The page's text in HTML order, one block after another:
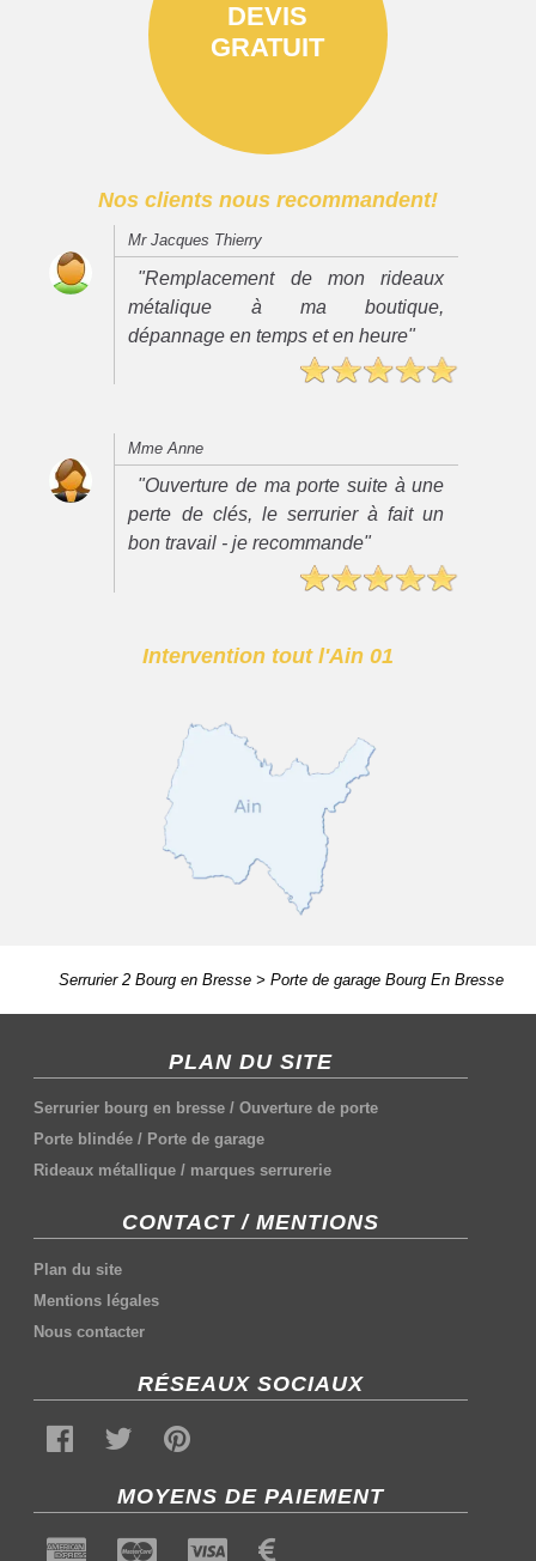
DEVIS
GRATUIT
Nos clients nous recommandent!
Mr Jacques Thierry
"Remplacement de mon rideaux
métalique à ma boutique,
dépannage en temps et en heure"
Mme Anne
"Ouverture de ma porte suite à une
perte de clés, le serrurier à fait un
bon travail - je recommande"
Intervention tout l'Ain 01
Serrurier 2 Bourg en Bresse> Porte de garage Bourg En Bresse
PLAN DU SITE
Serrurier bourg en bresse /Ouverture de porte
Porte blindée / Porte de garage
Rideaux métallique / marques serrurerie
CONTACT / MENTIONS
Plan du site
Mentions légales
Nous contacter
RÉSEAUX SOCIAUX
MOYENS DE PAIEMENT